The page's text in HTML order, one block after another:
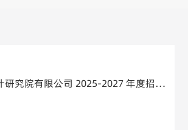
成都市建筑设计研究院有限公司 2025-2027 年度招标代理机构选择项目比选结果公告